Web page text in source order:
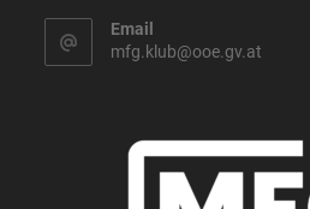
Email
mfg.klub@ooe.gv.at